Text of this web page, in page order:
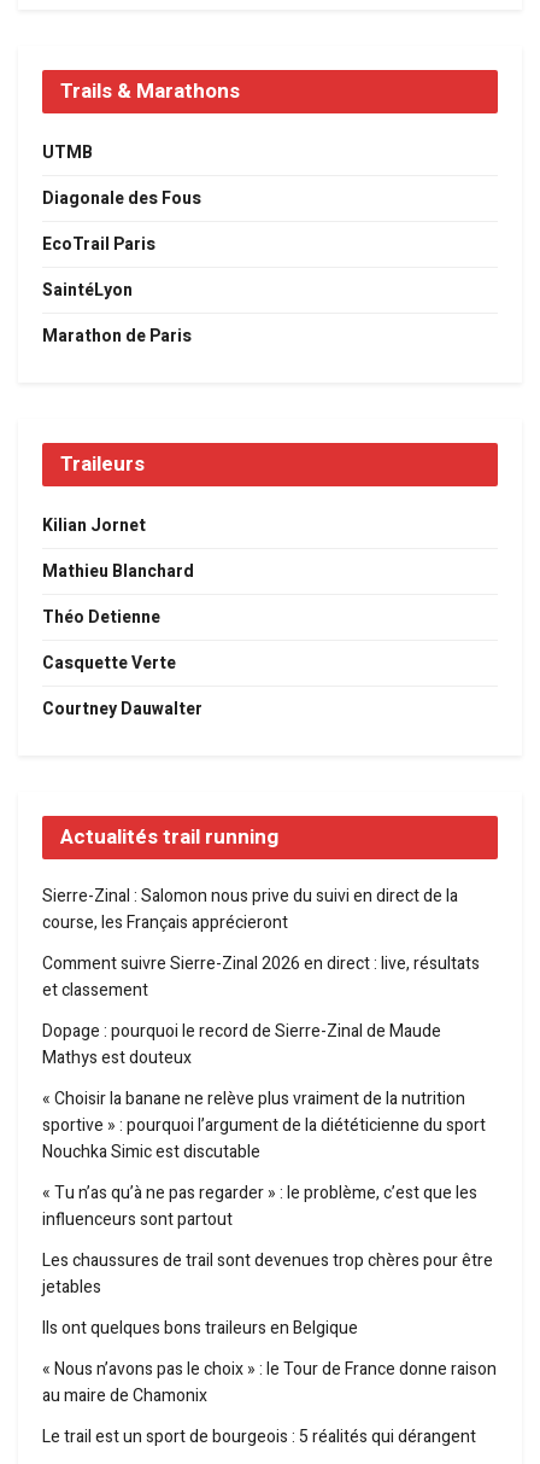
Trails & Marathons
UTMB
Diagonale des Fous
EcoTrail Paris
SaintéLyon
Marathon de Paris
Traileurs
Kilian Jornet
Mathieu Blanchard
Théo Detienne
Casquette Verte
Courtney Dauwalter
Actualités trail running
Sierre-Zinal : Salomon nous prive du suivi en direct de la
course, les Français apprécieront
Comment suivre Sierre-Zinal 2026 en direct : live, résultats
et classement
Dopage : pourquoi le record de Sierre-Zinal de Maude
Mathys est douteux
« Choisir la banane ne relève plus vraiment de la nutrition
sportive » : pourquoi l’argument de la diététicienne du sport
Nouchka Simic est discutable
« Tu n’as qu’à ne pas regarder » : le problème, c’est que les
influenceurs sont partout
Les chaussures de trail sont devenues trop chères pour être
jetables
Ils ont quelques bons traileurs en Belgique
« Nous n’avons pas le choix » : le Tour de France donne raison
au maire de Chamonix
Le trail est un sport de bourgeois : 5 réalités qui dérangent